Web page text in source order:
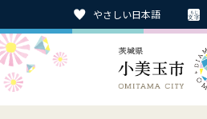
やさしい日本語